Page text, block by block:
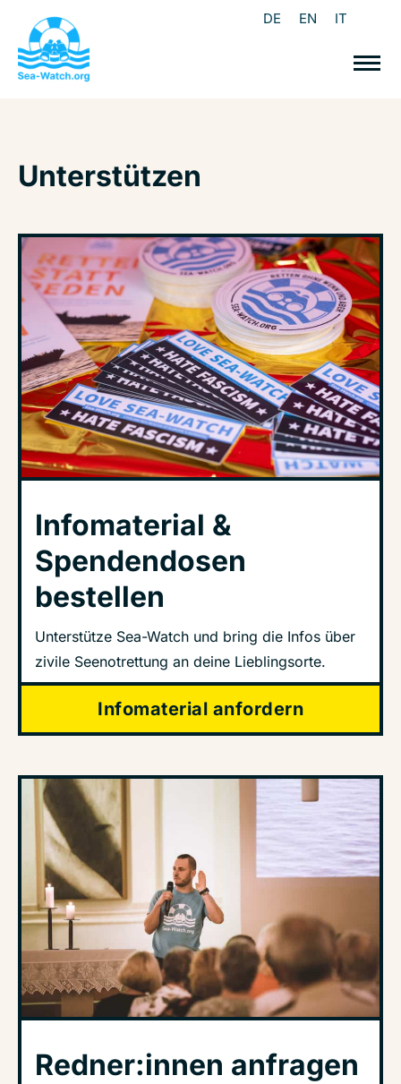
DE EN IT
Unterstützen
Infomaterial &
Spendendosen
bestellen
Unterstütze Sea-Watch und bring die Infos über
zivile Seenotrettung an deine Lieblingsorte.
Infomaterial anfordern
Redner:innen anfragen